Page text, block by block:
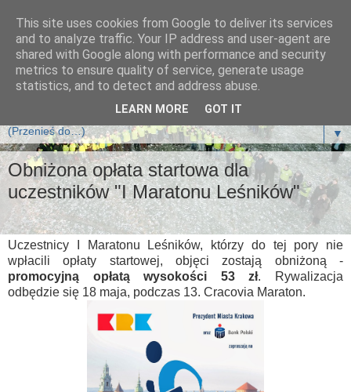
Klub Biegających Leśników
Klub Biegających Leśników jest klubem sportowym i działa
na zasadzie Stowarzyszenia.
▼
Obniżona opłata startowa dla
uczestników "I Maratonu Leśników"
Uczestnicy I Maratonu Leśników, którzy do tej pory nie
wpłacili opłaty startowej, objęci zostają obniżoną -
promocyjną opłatą wysokości 53 zł. Rywalizacja
odbędzie się 18 maja, podczas 13. Cracovia Maraton.
This site uses cookies from Google to deliver its services
and to analyze traffic. Your IP address and user-agent are
shared with Google along with performance and security
metrics to ensure quality of service, generate usage
statistics, and to detect and address abuse.
LEARN MORE GOT IT